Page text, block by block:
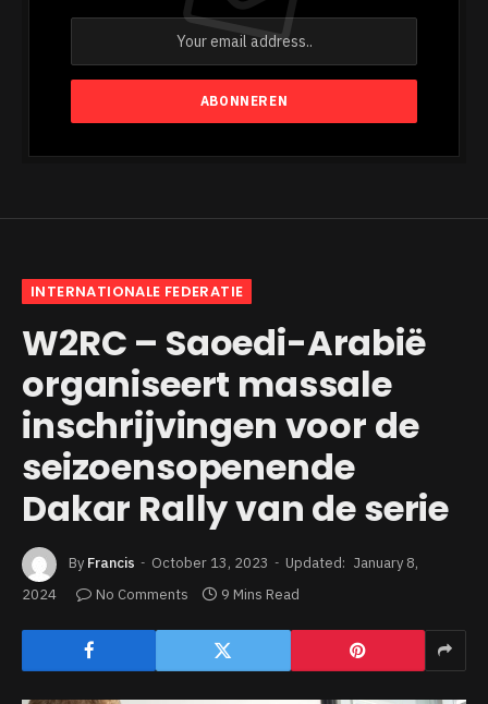
INTERNATIONALE FEDERATIE
W2RC – Saoedi-Arabië
organiseert massale
inschrijvingen voor de
seizoensopenende
Dakar Rally van de serie
By Francis October 13, 2023 Updated: January 8,
2024
No Comments 9 Mins Read